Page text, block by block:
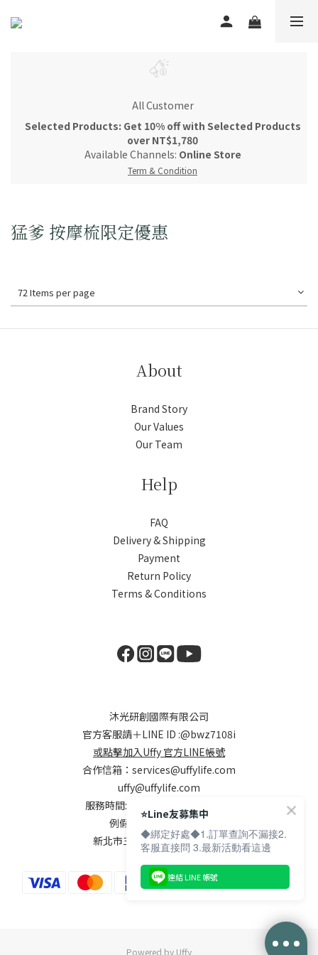
All Customer
Selected Products: Get 10% off with Selected Products
over NT$1,780
Available Channels: Online Store
Term & Condition
猛爹 按摩梳限定優惠
72 Items per page
About
Brand Story
Our Values
Our Team
Help
FAQ
Delivery & Shipping
Payment
Return Policy
Terms & Conditions
沐光研創國際有限公司
官方客服請＋LINE ID :@bwz7108i
或點擊加入Uffy 官方LINE帳號
合作信箱： services@uffylife.com
uffy@uffylife.com
服務時間: 週一~週五，9:00-18:00
例假日及國定假日公休
新北市三重區集美街148號7樓
Powered by Uffy
⭐️Line友募集中
◆綁定好處◆1.訂單查詢不漏接2.
客服直接問 3.最新活動看這邊
連結 LINE 帳號